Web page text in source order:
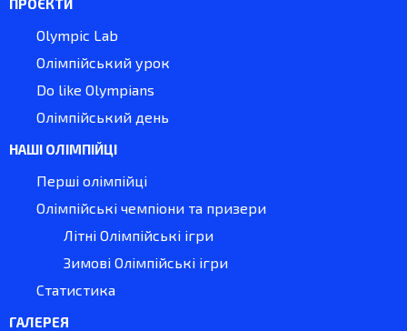
ПРОЄКТИ
Olympic Lab
Олімпійський урок
Do like Olympians
Олімпійський день
НАШІ ОЛІМПІЙЦІ
Перші олімпійці
Олімпійські чемпіони та призери
Літні Олімпійські ігри
Зимові Олімпійські ігри
Статистика
ГАЛЕРЕЯ